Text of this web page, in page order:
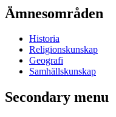
Ämnesområden
Historia
Religionskunskap
Geografi
Samhällskunskap
Secondary menu